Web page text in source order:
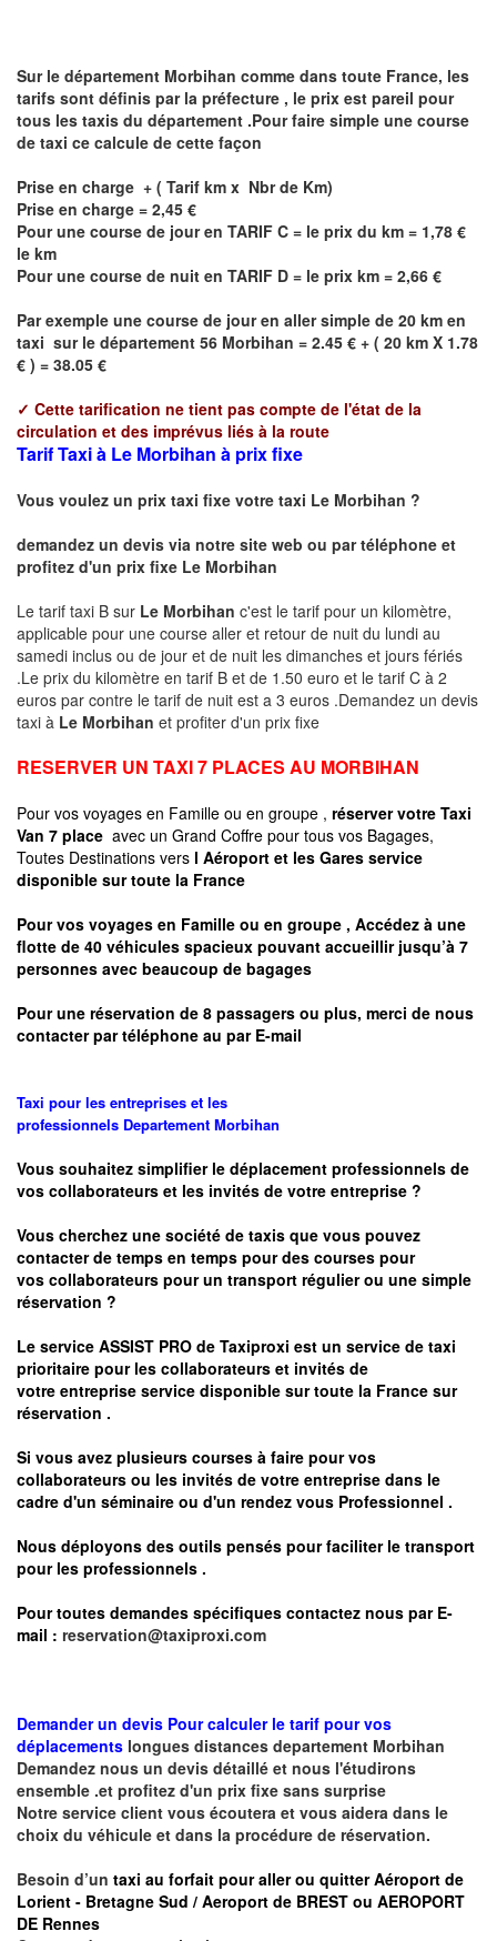
Sur le département Morbihan comme dans toute France, les
tarifs sont définis par la préfecture , le prix est pareil pour
tous les taxis du département .Pour faire simple une course
de taxi ce calcule de cette façon
Prise en charge + ( Tarif km x Nbr de Km)
Prise en charge = 2,45 €
Pour une course de jour en TARIF C = le prix du km = 1,78 €
le km
Pour une course de nuit en TARIF D = le prix km = 2,66 €
Par exemple une course de jour en aller simple de 20 km en
taxi sur le département 56 Morbihan = 2.45 € + ( 20 km X 1.78
€ ) = 38.05 €
✓ Cette tarification ne tient pas compte de l'état de la
circulation et des imprévus liés à la route
Tarif Taxi à Le Morbihan à prix fixe
Vous voulez un prix taxi fixe votre taxi Le Morbihan ?
demandez un devis via notre site web ou par téléphone et
profitez d'un prix fixe Le Morbihan
Le tarif taxi B sur Le Morbihan c'est le tarif pour un kilomètre,
applicable pour une course aller et retour de nuit du lundi au
samedi inclus ou de jour et de nuit les dimanches et jours fériés
.Le prix du kilomètre en tarif B et de 1.50 euro et le tarif C à 2
euros par contre le tarif de nuit est a 3 euros .Demandez un devis
taxi à Le Morbihan et profiter d'un prix fixe
RESERVER UN TAXI 7 PLACES AU MORBIHAN
Pour vos voyages en Famille ou en groupe , réserver votre Taxi
Van 7 place avec un Grand Coffre pour tous vos Bagages,
Toutes Destinations vers l Aéroport et les Gares service
disponible sur toute la France
Pour vos voyages en Famille ou en groupe , Accédez à une
flotte de 40 véhicules spacieux pouvant accueillir jusqu’à 7
personnes avec beaucoup de bagages
Pour une réservation de 8 passagers ou plus, merci de nous
contacter par téléphone au par E-mail
Taxi pour les entreprises et les
professionnels Departement Morbihan
Vous souhaitez simplifier le déplacement professionnels de
vos collaborateurs et les invités de votre entreprise ?
Vous cherchez une société de taxis que vous pouvez
contacter de temps en temps pour des courses pour
vos collaborateurs pour un transport régulierou une simple
réservation ?
Le service ASSIST PRO de Taxiproxi est un service de taxi
prioritaire pour les collaborateurs et invités de
votre entreprise service disponible sur toute la France sur
réservation .
Si vous avez plusieurs courses à faire pour vos
collaborateurs ou les invités de votre entreprise dans le
cadre d'un séminaire ou d'un rendez vous Professionnel .
Nous déployons des outils pensés pour faciliter le transport
pour les professionnels .
Pour toutes demandes spécifiques contactez nous par E-
mail : reservation@taxiproxi.com
Demander un devis Pour calculer le tarif pour vos
déplacements longues distances departement Morbihan
Demandez nous un devis détaillé et nous l'étudirons
ensemble .et profitez d'un prix fixe sans surprise
Notre service client vous écoutera et vous aidera dans le
choix du véhicule et dans la procédure de réservation.
Besoin d’un taxi au forfait pour aller ou quitter Aéroport de
Lorient - Bretagne Sud / Aeroport de BREST ou AEROPORT
DE Rennes